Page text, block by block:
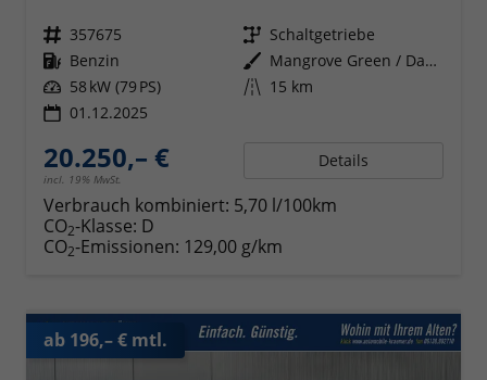
Fahrzeugnr. 357675 Getriebe Schaltgetriebe
Kraftstoff Benzin Außenfarbe
Mangrove Green / Dach Schwarz
Leistung 58 kW (79 PS) Kilometerstand 15 km
01.12.2025
20.250,– €
incl. 19% MwSt.
Details
Verbrauch kombiniert: 5,70 l/100km
CO2-Klasse: D
CO2-Emissionen: 129,00 g/km
ab 196,– € mtl.